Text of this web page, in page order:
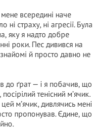
всередині наче
страху, ні агресії. Була
яку я надто добре
роки. Пес дивився на
й просто давно не
до ґрат — і я побачив, що
тенісний м’ячик.
м’ячик, дивлячись мені
пропонував. Єдине, що